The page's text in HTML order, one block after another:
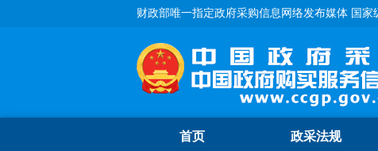
财政部唯一指定政府采购信息网络发布媒体 国家
首页 政采法规